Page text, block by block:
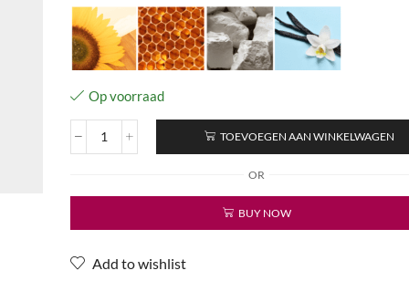
Op voorraad
2nd
Paste
TOEVOEGEN AAN WINKELWAGEN
OR
BUY NOW
Add to wishlist